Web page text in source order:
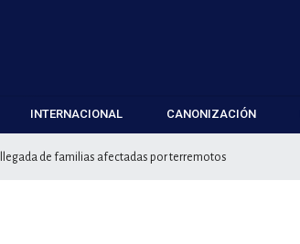
INTERNACIONAL CANONIZACIÓN
de familias afectadas por terremotos